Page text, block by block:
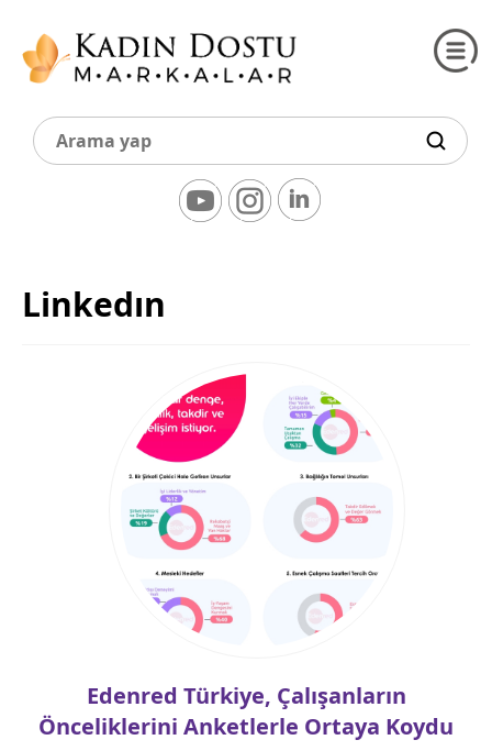
Linkedın
Edenred Türkiye, Çalışanların
Önceliklerini Anketlerle Ortaya Koydu